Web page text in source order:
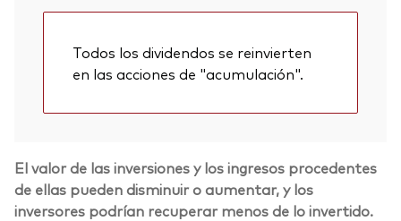
Todos los dividendos se reinvierten
en las acciones de "acumulación".
El valor de las inversiones y los ingresos procedentes
de ellas pueden disminuir o aumentar, y los
inversores podrían recuperar menos de lo invertido.